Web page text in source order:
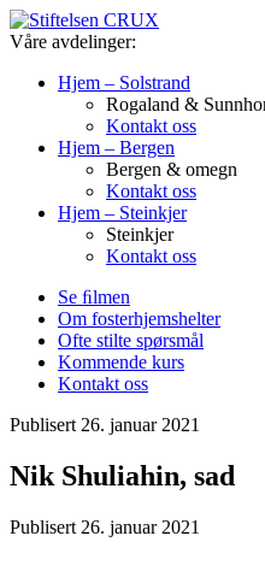
Våre avdelinger:
Hjem – Solstrand
Rogaland &
Kontakt oss
Hjem – Bergen
Bergen & omegn
Kontakt oss
Hjem – Steinkjer
Steinkjer
Kontakt oss
Se ﬁlmen
Om fosterhjemshelter
Ofte stilte spørsmål
Kommende kurs
Kontakt oss
Publisert 26. januar 2021
Nik Shuliahin, sad
Publisert 26. januar 2021